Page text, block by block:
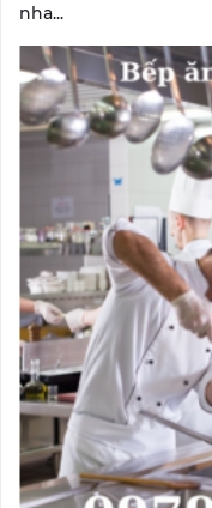
nha...